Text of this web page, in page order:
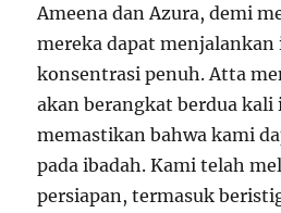
Ameena dan Azura, demi
mereka dapat menjalankan
konsentrasi penuh. Atta
akan berangkat berdua
memastikan bahwa kami
pada ibadah. Kami telah
persiapan, termasuk